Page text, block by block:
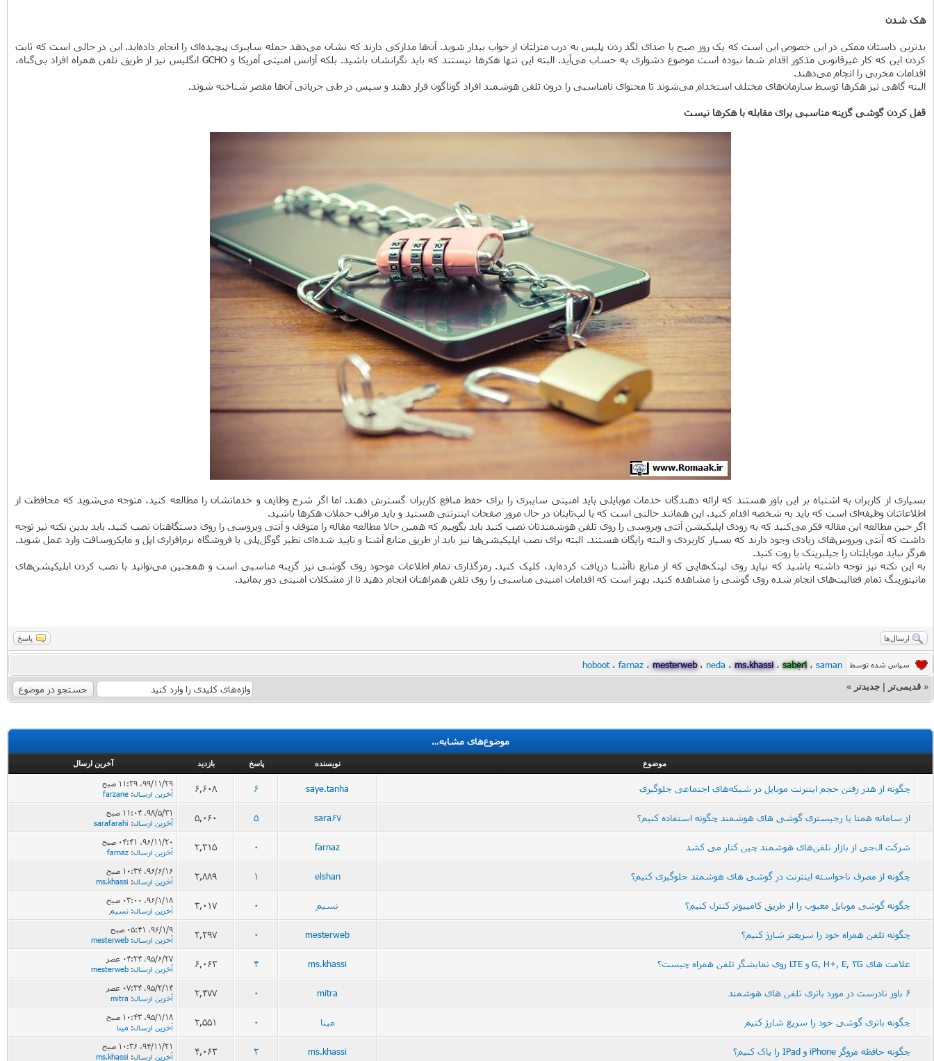
هک شدن
بدترین داستان ممکن در این خصوص این است که یک روز صبح با صدای لگد زدن پلیس به درب منزلتان از خواب بیدار شوید. آن‌ها مدارکی دارند که نشان می‌دهد حمله سایبری پیچیده‌ای را انجام داده‌اید. این در حالی است که ثابت
کردن این که کار غیرقانونی مذکور اقدام شما نبوده است موضوع دشواری به حساب می‌آید. البته این تنها هکر‌ها نیستند که باید نگرانشان باشید. بلکه آژانس امنیتی آمریکا و GCHO انگلیس نیز از طریق تلفن همراه افراد بی‌گناه،
اقدامات مخربی را انجام می‌دهند.
البته گاهی نیز هکر‌ها توسط سازمان‌های مختلف استخدام می‌شوند تا محتوای نامناسبی را درون تلفن هوشمند افراد گوناگون قرار دهند و سپس در طی جریانی آن‌ها مقصر شناخته شوند.
قفل کردن گوشی گزینه مناسبی برای مقابله با هکر‌ها نیست
بسیاری از کاربران به اشتباه بر این باور هستند که ارائه دهندگان خدمات موبایلی باید امنیتی سایبری را برای حفظ منافع کاربران گسترش دهند. اما اگر شرح وظایف و خدماتشان را مطالعه کنید، متوجه می‌شوید که محافظت از
اطلاعاتتان وظیفه‌ای است که باید به شخصه اقدام کنید. این همانند حالتی است که با لپ‌تاپتان در حال مرور صفحات اینترنتی هستید و باید مراقب حملات هکر‌ها باشید.
اگر حین مطالعه این مقاله فکر می‌کنید که به زودی اپلیکیشن آنتی ویروسی را روی تلفن هوشمندتان نصب کنید باید بگوییم که همین حالا مطالعه مقاله را متوقف و آنتی ویروسی را روی دستگاهتان نصب کنید. باید بدین نکته نیز توجه
داشت که آنتی ویروس‌های زیادی وجود دارند که بسیار کاربردی و البته رایگان هستند. البته برای نصب اپلیکیشن‌ها نیز باید از طریق منابع آشنا و تایید شده‌ای نظیر گوگل‌پلی یا فروشگاه نرم‌افزاری اپل و مایکروسافت وارد عمل شوید.
هرگز نباید موبایلتان را جیلبرینک یا روت کنید.
به این نکته نیز توجه داشته باشید که نباید روی لینک‌هایی که از منابع ناآشنا دریافت کرده‌اید، کلیک کنید. رمزگذاری تمام اطلاعات موجود روی گوشی نیز گزینه مناسبی است و همچنین می‌توانید با نصب کردن اپلیکیشن‌های
مانیتورینگ تمام فعالیت‌های انجام شده روی گوشی را مشاهده کنید. بهتر است که اقدامات امنیتی مناسبی را روی تلفن همراهتان انجام دهید تا از مشکلات امنیتی دور بمانید.
ارسال‌ها پاسخ
سپاس شده توسط saman ،saberi،ms.khassi، neda ،mesterweb، farnaz ،hoboot
« قدیمی‌تر جدیدتر »
موضوع‌های مشابه…
موضوع نویسنده پاسخ بازدید آخرین ارسال
چگونه از هدر رفتن حجم اینترنت موبایل در شبکه‌های اجتماعی جلوگیری saye.tanha
6
6,608
۹۹/۱۱/۲۹، ۱۱:۳۹ صبح
آخرین ارسال:
farzane
از سامانه همتا یا رجیستری گوشی های هوشمند چگونه استفاده کنیم؟ sara67
5
5,060
۹۸/۵/۳۱، ۱۱:۰۴ صبح
آخرین ارسال:
sarafarahi
شرکت ال‌جی از بازار تلفن‌های هوشمند چین کنار می کشد farnaz
0
2,315
۹۶/۱۱/۲۰، ۰۴:۴۱ صبح
آخرین ارسال:
farnaz
چگونه از مصرف ناخواسته اینترنت در گوشی های هوشمند جلوگیری کنیم؟ elshan
1
2,889
۹۶/۶/۱۶، ۱۰:۳۴ صبح
آخرین ارسال:
ms.khassi
چگونه گوشی موبایل معیوب را از طریق کامپیوتر کنترل کنیم؟ نسیم 0
3,017
۹۶/۱/۱۸، ۰۳:۰۰ صبح
آخرین ارسال: نسیم
چگونه تلفن همراه خود را سریعتر شارژ کنیم؟ mesterweb
0
2,297
۹۶/۱/۹، ۰۵:۴۱ صبح
آخرین ارسال:
mesterweb
علامت های G, H+, E, 3G و LTE روی نمایشگر تلفن همراه چیست؟ ms.khassi
4
6,063
۹۵/۶/۲۷، ۰۴:۲۴ عصر
آخرین ارسال:
mesterweb
6 باور نادرست در مورد باتری تلفن های هوشمند mitra
0
2,477
۹۵/۲/۱۴، ۰۷:۳۴ عصر
آخرین ارسال:
mitra
چگونه باتری گوشی خود را سریع شارژ کنیم مینا 0
2,551
۹۵/۱/۱۸، ۱۰:۴۳ صبح
آخرین ارسال: مینا
چگونه حافظه مروگر iPhone و IPad را پاک کنیم؟ ms.khassi
2
4,063
۹۴/۱۱/۲۱، ۱۰:۳۶ صبح
آخرین ارسال:
ms.khassi